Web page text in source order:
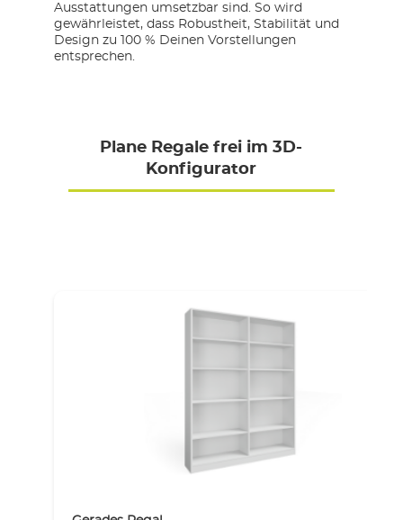
Ausstattungen umsetzbar sind. So wird
gewährleistet, dass Robustheit, Stabilität und
Design zu 100 % Deinen Vorstellungen
entsprechen.
Plane Regale frei im 3D-
Konfigurator